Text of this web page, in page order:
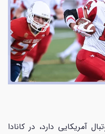
آمریکایی دارد، در کانادا